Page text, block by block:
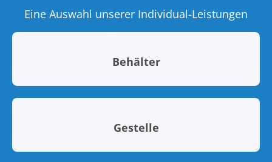
Eine Auswahl unserer Individual-Leistungen
Behälter
Gestelle